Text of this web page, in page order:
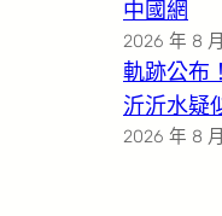
中國網
2026 年 8
軌跡公布
沂沂水疑
2026 年 8